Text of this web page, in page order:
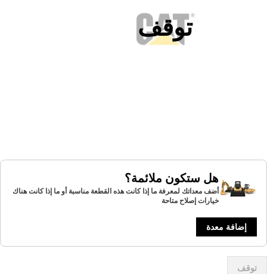
توقف
هل ستكون ملائمة؟
أضف معداتك لمعرفة ما إذا كانت هذه القطعة مناسبة أو ما إذا كانت هناك
خيارات إصلاح متاحة
إضافة معدة
توقف